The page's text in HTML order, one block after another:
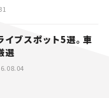
イブスポット5選。車
選